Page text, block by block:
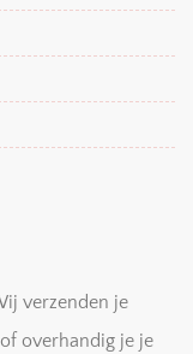
verzenden je
overhandig je je